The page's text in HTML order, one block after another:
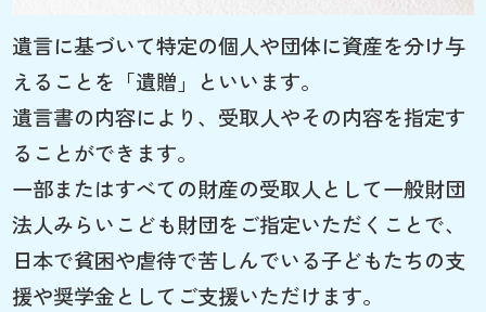
遺言に基づいて特定の個人や団体に資産を分け与
えることを「遺贈」といいます。
遺言書の内容により、受取人やその内容を指定す
ることができます。
一部またはすべての財産の受取人として一般財団
法人みらいこども財団をご指定いただくことで、
日本で貧困や虐待で苦しんでいる子どもたちの支
援や奨学金としてご支援いただけます。